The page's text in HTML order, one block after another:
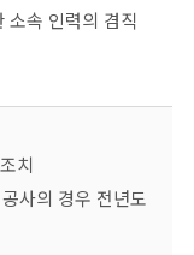
소속 인력의 겸직
치
사의 경우 전년도